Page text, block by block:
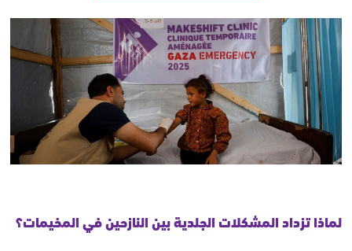
لماذا تزداد المشكلات الجلدية بين النازحين في المخيمات؟